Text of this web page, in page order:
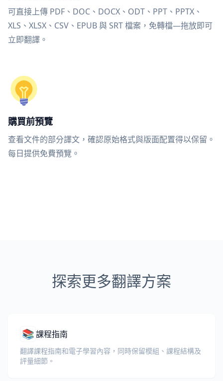
可直接上傳 PDF、DOC、DOCX、ODT、PPT、PPTX、
XLS、XLSX、CSV、EPUB 與 SRT 檔案，免轉檔—拖放即可
立即翻譯。
購買前預覽
查看文件的部分譯文，確認原始格式與版面配置得以保留。
每日提供免費預覽。
探索更多翻譯方案
📚課程指南
翻譯課程指南和電子學習內容，同時保留模組、課程結構及
評量細節。